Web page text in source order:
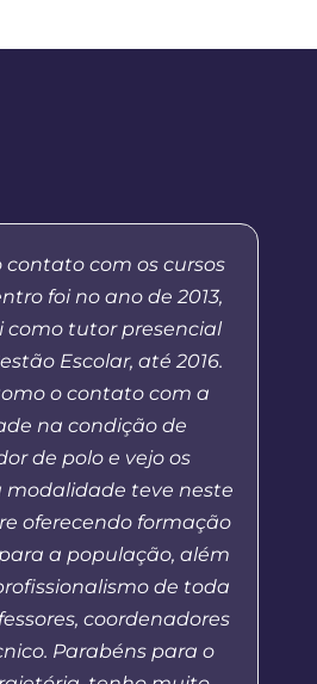
contato com os cursos
foi no ano de 2013,
tutor presencial
Escolar, até 2016.
o contato com a
na condição de
de polo e vejo os
modalidade teve neste
oferecendo formação
a população, além
de toda
coordenadores
Parabéns para o